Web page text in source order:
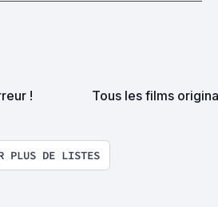
! Tous les films
PLUS DE LISTES